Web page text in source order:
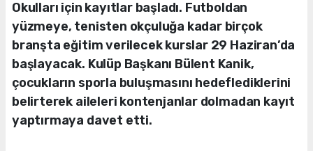
Okulları için kayıtlar başladı. Futboldan
yüzmeye, tenisten okçuluğa kadar birçok
branşta eğitim verilecek kurslar 29 Haziran’da
başlayacak. Kulüp Başkanı Bülent Kanik,
çocukların sporla buluşmasını hedeflediklerini
belirterek aileleri kontenjanlar dolmadan kayıt
yaptırmaya davet etti.